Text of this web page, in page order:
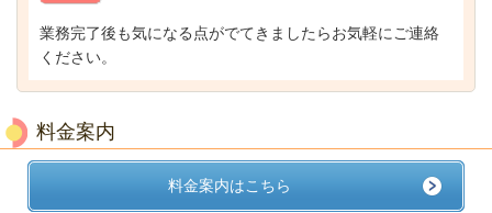
業務完了後も気になる点がでてきましたらお気軽にご連絡
ください。
料金案内
料金案内はこちら